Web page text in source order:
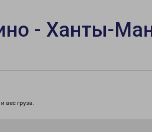
- Ханты-
вес груза.